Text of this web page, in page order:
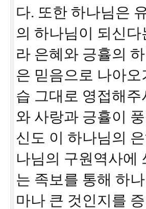
다. 또한 하나님은
의 하나님이 되신
라 은혜와 긍휼의
은 믿음으로 나아
습 그대로 영접해
와 사랑과 긍휼이
신도 이 하나님의
나님의 구원역사에
는 족보를 통해 하
마나 큰 것인지를